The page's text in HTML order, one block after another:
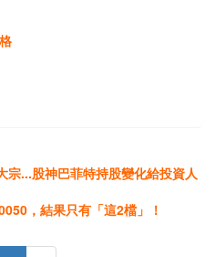
宗...股神巴菲特持股變化給投資人
，結果只有「這2檔」！